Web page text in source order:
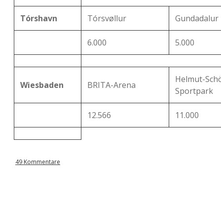
Tórshavn Tórsvøllur Gundadalur
6.000 5.000
Wiesbaden BRITA-Arena
Helmut-
Sportpark
12.566 11.000
49 Kommentare